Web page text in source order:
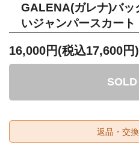
GALENA(ガレナ)バッ
いジャンパースカート
16,000円(税込17,600円)
返品・交